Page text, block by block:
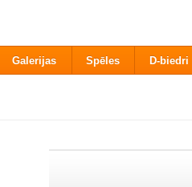
Galerijas Spēles D-biedri